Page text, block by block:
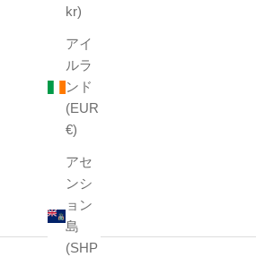
kr)
アイ
ルラ
ンド
(EUR
€)
アセ
ンシ
ョン
島
(SHP